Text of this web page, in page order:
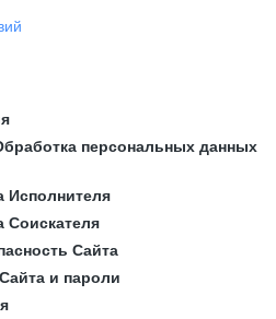
персональных данных
Исполнителя
Соискателя
Сайта
и пароли